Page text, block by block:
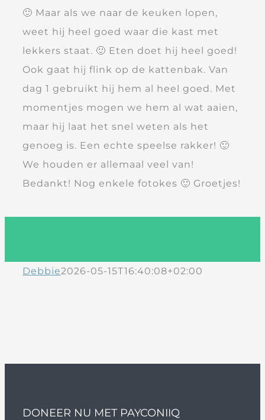
🙂 Maar als we naar de keuken lopen,
weet hij heel goed waar die kast met
lekkers staat. 🙂 Eten doet hij heel goed!
Ook gaat hij flink op de kattenbak. Van
dag 1 gebruikt hij hem al heel goed. Met
momentjes mogen we hem al wat aaien,
maar hij laat het snel weten als het
genoeg is. Een echte speelse rakker! 🙂
We houden er allemaal veel van!
Bedankt! Nog enkele fotokes 🙂 Groetjes!
Debbie2026-05-15T16:40:08+02:00
DONEER NU MET PAYCONIIQ